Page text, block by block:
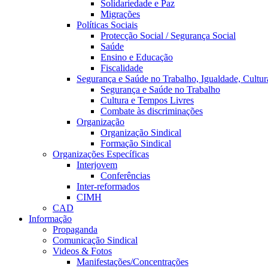
Solidariedade e Paz
Migrações
Políticas Sociais
Protecção Social / Segurança Social
Saúde
Ensino e Educação
Fiscalidade
Segurança e Saúde no Trabalho, Igualdade,
Segurança e Saúde no Trabalho
Cultura e Tempos Livres
Combate às discriminações
Organização
Organização Sindical
Formação Sindical
Organizações Específicas
Interjovem
Conferências
Inter-reformados
CIMH
CAD
Informação
Propaganda
Comunicação Sindical
Videos & Fotos
Manifestações/Concentrações